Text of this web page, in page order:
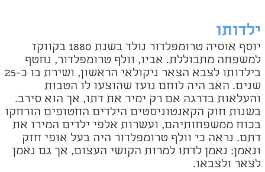
ילדותו
יוסף אוסיה טרומפלדור נולד בשנת 1880 בקווקז
למשפחה מתבוללת. אביו, וולף טרומפלדור, נחטף
בילדותו לצבא הצאר ניקולאי הראשון, ושירת בו כ-25
שנים. האב היה לוחם נועז שהוצעו לו הטבות
והעלאות בדרגה אם רק ימיר את דתו, אך הוא סירב.
בשנות חוק הקאנטוניסטים הילדים החטופים הורחקו
בכוח ממשפחותיהם, ועשרות אלפי ילדים המירו את
דתם. נראה כי וולף טרומפלדור היה בעל אופי חזק
ונאמן: נאמן לדתו למרות הקושי העצום, אך גם נאמן
לצאר ולצבאו.